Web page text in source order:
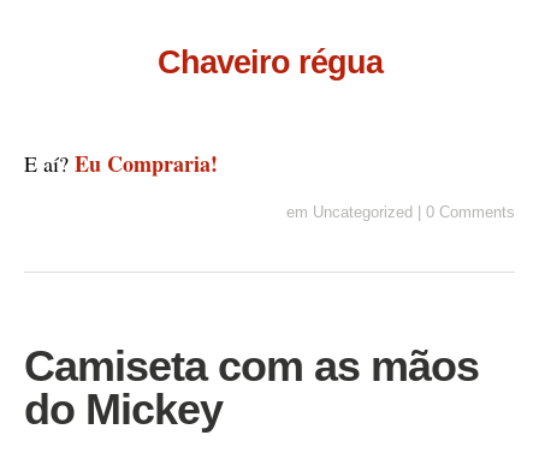
Chaveiro régua
E aí? Eu Compraria!
em Uncategorized 0 Comments
Camiseta com as mãos
do Mickey